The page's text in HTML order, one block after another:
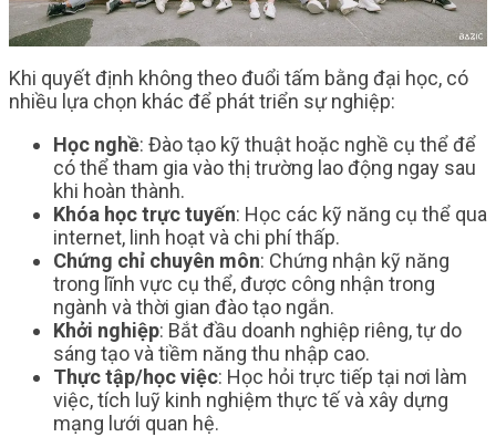
Khi quyết định không theo đuổi tấm bằng đại học, có
nhiều lựa chọn khác để phát triển sự nghiệp:
Học nghề: Đào tạo kỹ thuật hoặc nghề cụ thể để
có thể tham gia vào thị trường lao động ngay sau
khi hoàn thành.
Khóa học trực tuyến: Học các kỹ năng cụ thể qua
internet, linh hoạt và chi phí thấp.
Chứng chỉ chuyên môn: Chứng nhận kỹ năng
trong lĩnh vực cụ thể, được công nhận trong
ngành và thời gian đào tạo ngắn.
Khởi nghiệp: Bắt đầu doanh nghiệp riêng, tự do
sáng tạo và tiềm năng thu nhập cao.
Thực tập/học việc: Học hỏi trực tiếp tại nơi làm
việc, tích luỹ kinh nghiệm thực tế và xây dựng
mạng lưới quan hệ.